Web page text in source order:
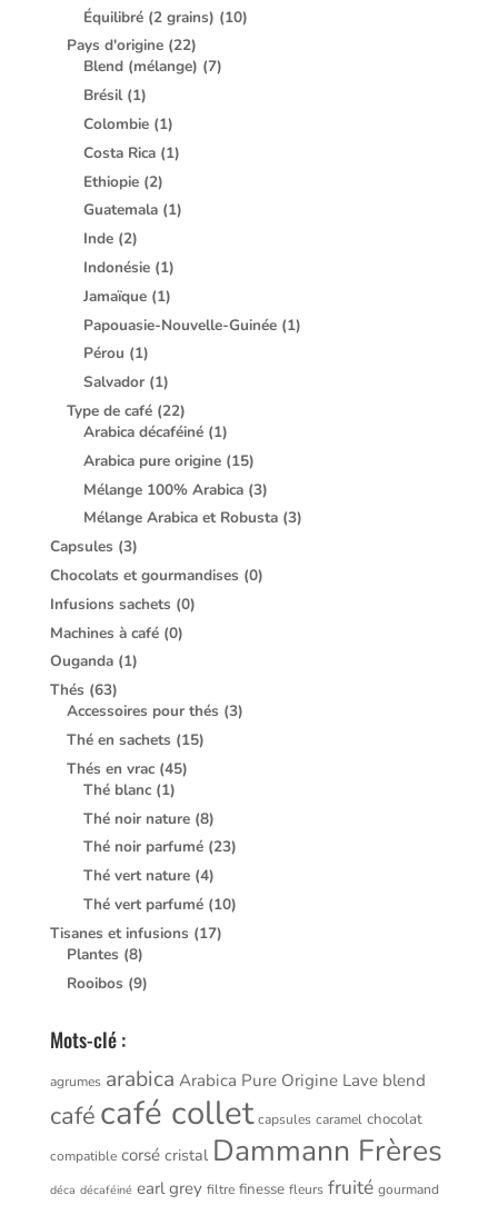
Équilibré (2 grains) (10)
Pays d'origine (22)
Blend (mélange) (7)
Brésil (1)
Colombie (1)
Costa Rica (1)
Ethiopie (2)
Guatemala (1)
Inde (2)
Indonésie (1)
Jamaïque (1)
Papouasie-Nouvelle-Guinée (1)
Pérou (1)
Salvador (1)
Type de café (22)
Arabica décaféiné (1)
Arabica pure origine (15)
Mélange 100% Arabica (3)
Mélange Arabica et Robusta (3)
Capsules (3)
Chocolats et gourmandises (0)
Infusions sachets (0)
Machines à café (0)
Ouganda (1)
Thés (63)
Accessoires pour thés (3)
Thé en sachets (15)
Thés en vrac (45)
Thé blanc (1)
Thé noir nature (8)
Thé noir parfumé (23)
Thé vert nature (4)
Thé vert parfumé (10)
Tisanes et infusions (17)
Plantes (8)
Rooibos (9)
Mots-clé :
agrumes arabica Arabica Pure Origine Lave blend
café café collet capsules caramel chocolat
compatible corsé cristal Dammann Frères
déca décaféiné earl grey filtre finesse fleurs fruité gourmand